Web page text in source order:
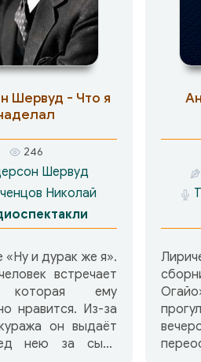
Шервуд - Что я
246
Шервуд
Николай
«Ну и дурак же я».
встречает
которая ему
нравится. Из-за
он выдаёт
нею за сына